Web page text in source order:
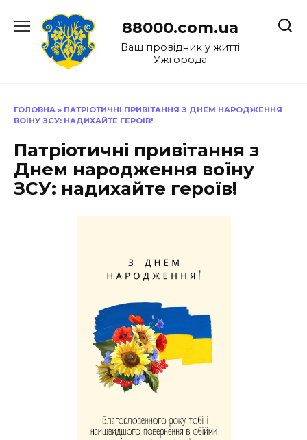
до
88000.com.ua
Ваш провідник у житті
Ужгорода
ГОЛОВНА » ПАТРІОТИЧНІ ПРИВІТАННЯ З ДНЕМ НАРОДЖЕННЯ
ВОЇНУ ЗСУ: НАДИХАЙТЕ ГЕРОЇВ!
Патріотичні привітання з
Днем народження воїну
ЗСУ: надихайте героїв!